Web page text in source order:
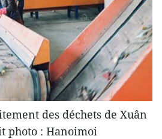
des déchets de Xuân
photo : Hanoimoi